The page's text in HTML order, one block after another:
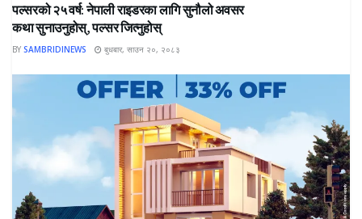
पल्सरको २५ वर्ष: नेपाली राइडरका लागि सुनौलो अवसर
कथा सुनाउनुहोस्, पल्सर जित्नुहोस्
BY SAMBRIDINEWS बुधबार, साउन २०, २०८३